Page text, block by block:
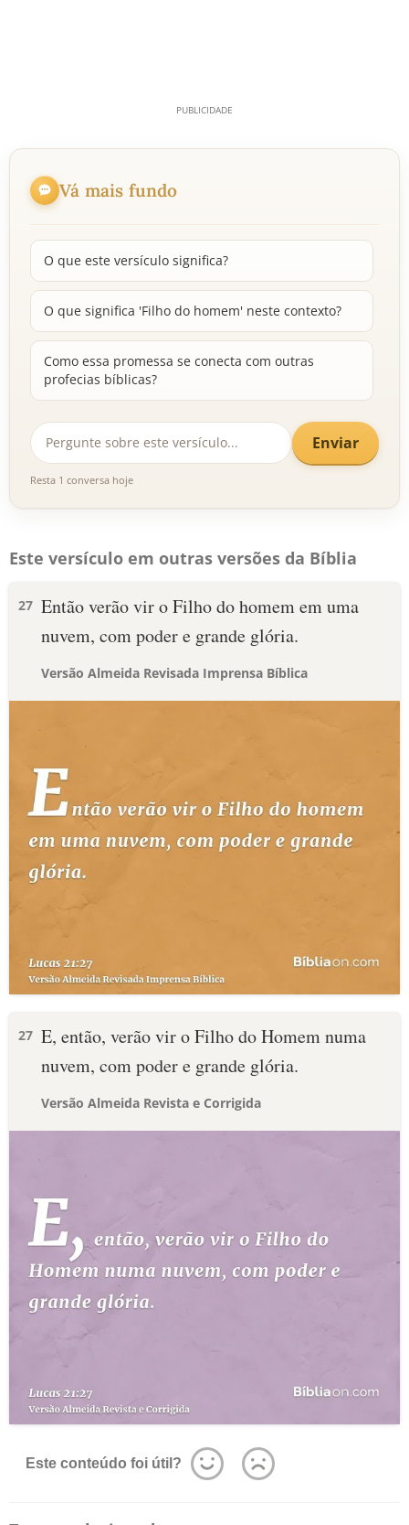
Vá mais fundo
O que este versículo significa?
O que significa 'Filho do homem' neste contexto?
Como essa promessa se conecta com outras
profecias bíblicas?
Enviar
Resta 1 conversa hoje
Este versículo em outras versões da Bíblia
27 Então verão vir o Filho do homem em uma
nuvem, com poder e grande glória.
Versão Almeida Revisada Imprensa Bíblica
27 E, então, verão vir o Filho do Homem numa
nuvem, com poder e grande glória.
Versão Almeida Revista e Corrigida
Este conteúdo foi útil?